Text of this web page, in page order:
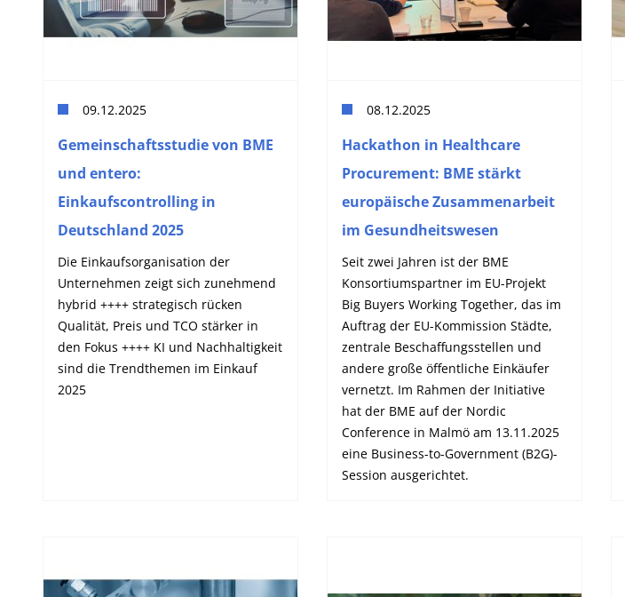
09.12.2025
Gemeinschaftsstudie von BME
und entero:
Einkaufscontrolling in
Deutschland 2025
Die Einkaufsorganisation der
Unternehmen zeigt sich zunehmend
hybrid ++++ strategisch rücken
Qualität, Preis und TCO stärker in
den Fokus ++++ KI und Nachhaltigkeit
sind die Trendthemen im Einkauf
2025
08.12.2025
Hackathon in Healthcare
Procurement: BME stärkt
europäische Zusammenarbeit
im Gesundheitswesen
Seit zwei Jahren ist der BME
Konsortiumspartner im EU-Projekt
Big Buyers Working Together, das im
Auftrag der EU-Kommission Städte,
zentrale Beschaffungsstellen und
andere große öffentliche Einkäufer
vernetzt. Im Rahmen der Initiative
hat der BME auf der Nordic
Conference in Malmö am 13.11.2025
eine Business-to-Government (B2G)-
Session ausgerichtet.